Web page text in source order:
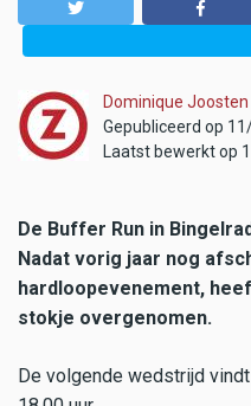
Dominique Joosten
Gepubliceerd op
Laatst bewerkt op
De Buffer Run in
Nadat vorig jaar nog
hardloopevenement,
stokje overgenomen.
De volgende wedstrijd